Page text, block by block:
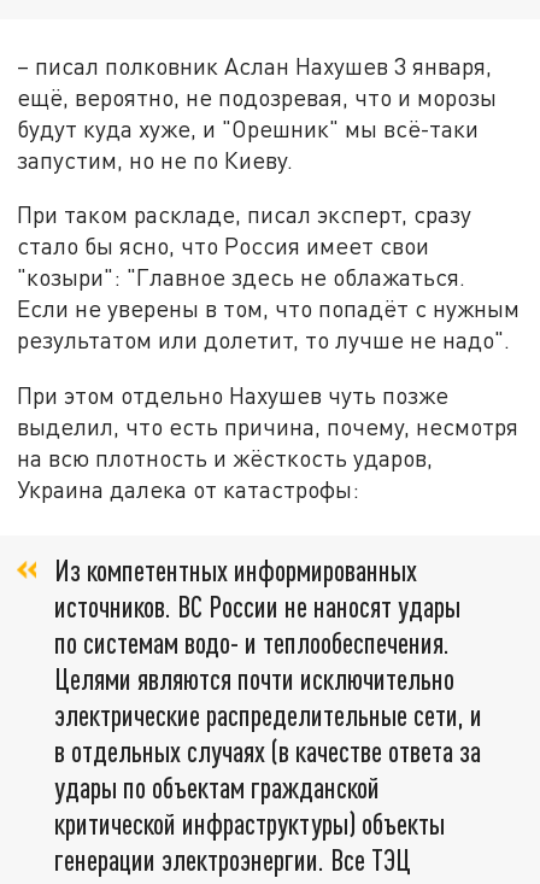
– писал полковник Аслан Нахушев 3 января,
ещё, вероятно, не подозревая, что и морозы
будут куда хуже, и "Орешник" мы всё-таки
запустим, но не по Киеву.
При таком раскладе, писал эксперт, сразу
стало бы ясно, что Россия имеет свои
"козыри": "Главное здесь не облажаться.
Если не уверены в том, что попадёт с нужным
результатом или долетит, то лучше не надо".
При этом отдельно Нахушев чуть позже
выделил, что есть причина, почему, несмотря
на всю плотность и жёсткость ударов,
Украина далека от катастрофы:
Из компетентных информированных
источников. ВС России не наносят удары
по системам водо- и теплообеспечения.
Целями являются почти исключительно
электрические распределительные сети, и
в отдельных случаях (в качестве ответа за
удары по объектам гражданской
критической инфраструктуры) объекты
генерации электроэнергии. Все ТЭЦ